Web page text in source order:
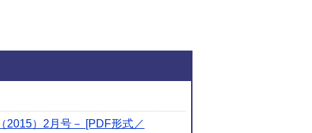
2015）2月号－ [PDF形式／